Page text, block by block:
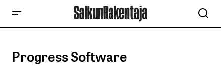
Progress Software